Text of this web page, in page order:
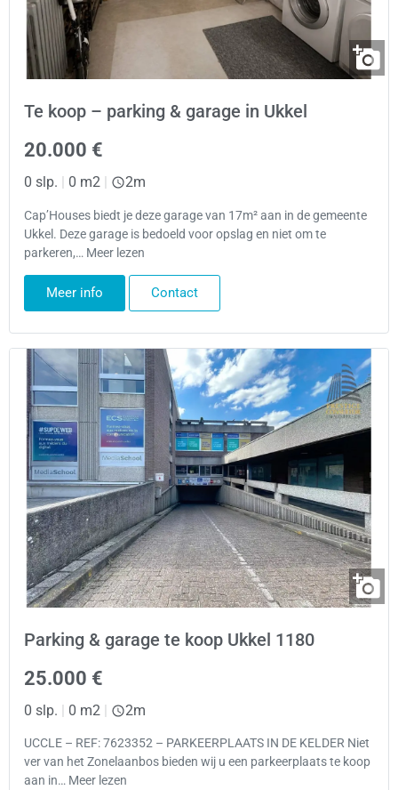
Te koop – parking & garage in Ukkel
20.000 €
0 slp. 0 m2 2m
Cap’Houses biedt je deze garage van 17m² aan in de gemeente
Ukkel. Deze garage is bedoeld voor opslag en niet om te
parkeren,… Meer lezen
Meer info Contact
Parking & garage te koop Ukkel 1180
25.000 €
0 slp. | 0 m2 | 2m
UCCLE – REF: 7623352 – PARKEERPLAATS IN DE KELDER Niet
ver van het Zonelaanbos bieden wij u een parkeerplaats te koop
aan in… Meer lezen